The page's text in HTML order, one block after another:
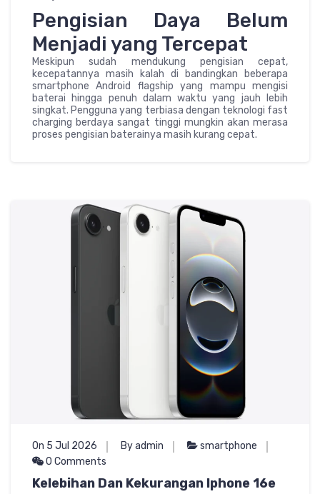
Pengisian Daya Belum
Menjadi yang Tercepat
Meskipun sudah mendukung pengisian cepat,
kecepatannya masih kalah di bandingkan beberapa
smartphone Android flagship yang mampu mengisi
baterai hingga penuh dalam waktu yang jauh lebih
singkat. Pengguna yang terbiasa dengan teknologi fast
charging berdaya sangat tinggi mungkin akan merasa
proses pengisian baterainya masih kurang cepat.
On 5 Jul 2026 By admin
smartphone
0 Comments
Kelebihan Dan Kekurangan Iphone 16e